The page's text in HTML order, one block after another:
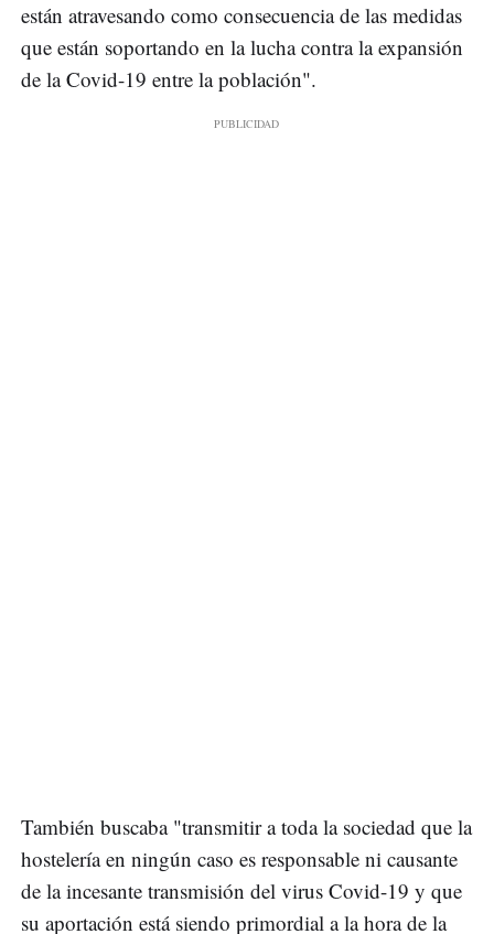
están atravesando como consecuencia de las medidas
que están soportando en la lucha contra la expansión
de la Covid-19 entre la población".
También buscaba "transmitir a toda la sociedad que la
hostelería en ningún caso es responsable ni causante
de la incesante transmisión del virus Covid-19 y que
su aportación está siendo primordial a la hora de la